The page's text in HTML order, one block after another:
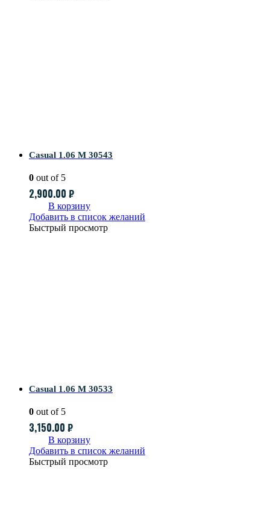
Casual 1.06 M 30543
0 out of 5
2,900.00 ₽
В корзину
Добавить в список желаний
Быстрый просмотр
Casual 1.06 M 30533
0 out of 5
3,150.00 ₽
В корзину
Добавить в список желаний
Быстрый просмотр